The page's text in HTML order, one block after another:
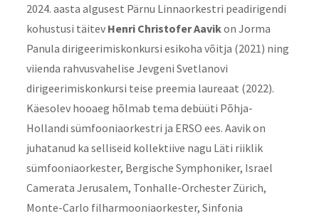
2024. aasta algusest Pärnu Linnaorkestri peadirigendi
kohustusi täitev Henri Christofer Aavikon Jorma
Panula dirigeerimiskonkursi esikoha võitja (2021) ning
viienda rahvusvahelise Jevgeni Svetlanovi
dirigeerimiskonkursi teise preemia laureaat (2022).
Käesolev hooaeg hõlmab tema debüüti Põhja-
Hollandi sümfooniaorkestri ja ERSO ees. Aavik on
juhatanud ka selliseid kollektiive nagu Läti riiklik
sümfooniaorkester, Bergische Symphoniker, Israel
Camerata Jerusalem, Tonhalle-Orchester Zürich,
Monte-Carlo filharmooniaorkester, Sinfonia